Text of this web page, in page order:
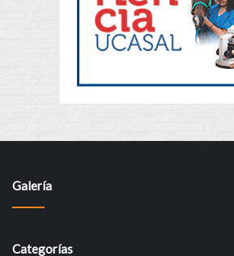
Galería
Categorías